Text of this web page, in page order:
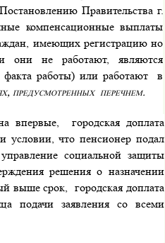
Прави­тельства г.
компенсационныевыплаты
имеющих регистрацию но
они не рабо­тают, являются
рабо­ты) или работают
в
предусмотренных перечнем.
впервые,
городская доплата
условии, что пенсионер подал
социальной защиты
решения о назначении
выше срок, городская доплата
подачи заявления со всеми